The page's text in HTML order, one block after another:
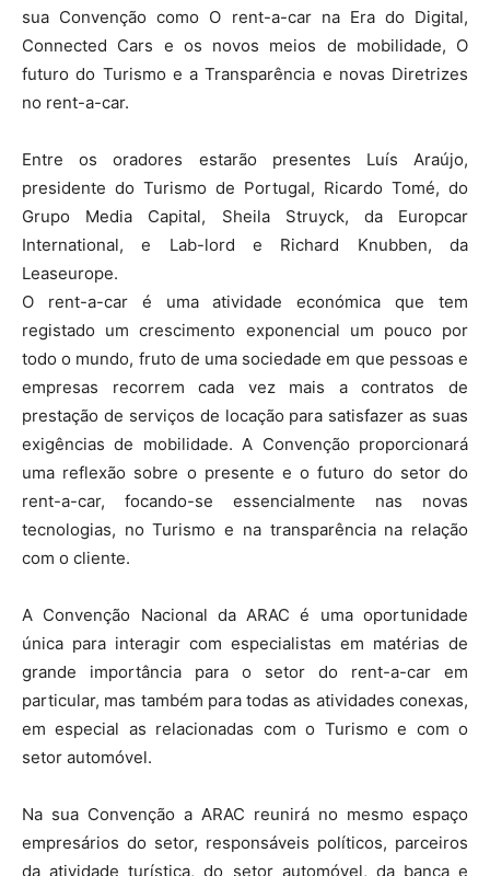
sua Convenção como O rent-a-car na Era do Digital,
Connected Cars e os novos meios de mobilidade, O
futuro do Turismo e a Transparência e novas Diretrizes
no rent-a-car.
Entre os oradores estarão presentes Luís Araújo,
presidente do Turismo de Portugal, Ricardo Tomé, do
Grupo Media Capital, Sheila Struyck, da Europcar
International, e Lab-lord e Richard Knubben, da
Leaseurope.
O rent-a-car é uma atividade económica que tem
registado um crescimento exponencial um pouco por
todo o mundo, fruto de uma sociedade em que pessoas e
empresas recorrem cada vez mais a contratos de
prestação de serviços de locação para satisfazer as suas
exigências de mobilidade. A Convenção proporcionará
uma reflexão sobre o presente e o futuro do setor do
rent-a-car, focando-se essencialmente nas novas
tecnologias, no Turismo e na transparência na relação
com o cliente.
A Convenção Nacional da ARAC é uma oportunidade
única para interagir com especialistas em matérias de
grande importância para o setor do rent-a-car em
particular, mas também para todas as atividades conexas,
em especial as relacionadas com o Turismo e com o
setor automóvel.
Na sua Convenção a ARAC reunirá no mesmo espaço
empresários do setor, responsáveis políticos, parceiros
da atividade turística, do setor automóvel, da banca e